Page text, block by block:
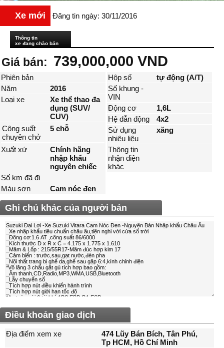
Xe mới Đăng tin ngày: 30/11/2016
Thông tin
xe đang chào bán
Giá bán: 739,000,000 VND
Phiên bản
Năm
2016
Loại xe
Xe thể thao đa
dụng (SUV/
CUV)
Công suất
chuyên chở
5 chỗ
Xuất xứ
Chính hãng
nhập khẩu
nguyên chiếc
Số km đã đi
Màu sơn
Cam nóc đen
Hộp số
tự động (A/T)
Số khung -
VIN
Động cơ
1,6L
Hệ dẫn động
4x2
Sử dụng
nhiêu liệu
xăng
Thông tin
nhận diện
khác
Ghi chú khác của người bán
Điều khoản giao dịch
Địa điểm xem xe
474 Lũy Bán Bích, Tân Phú,
Tp HCM, Hồ Chí Minh